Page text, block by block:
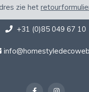
zie het
+31 (0)85 049 67 10